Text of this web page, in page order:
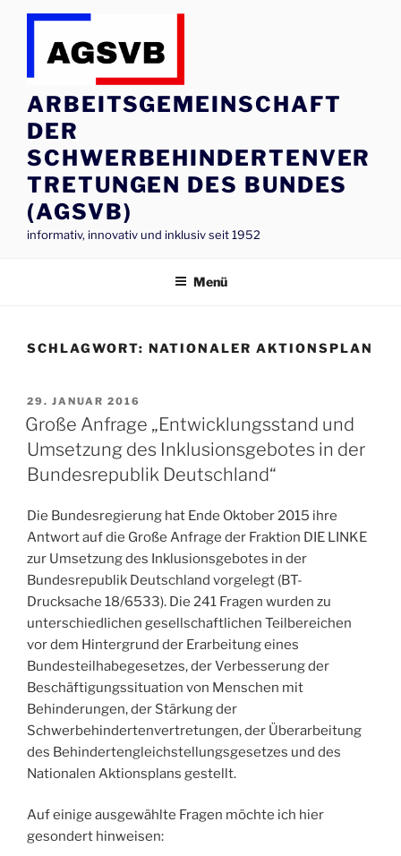
Zum
springen
ARBEITSGEMEINSCHAFT
DER
SCHWERBEHINDERTENVER
TRETUNGEN DES BUNDES
(AGSVB)
informativ, innovativ und inklusiv seit 1952
Menü
SCHLAGWORT: NATIONALER AKTIONSPLAN
VERÖFFENTLICHT
AM
29. JANUAR 2016
Große Anfrage „Entwicklungsstand und
Umsetzung des Inklusionsgebotes in der
Bundesrepublik Deutschland“
Die Bundesregierung hat Ende Oktober 2015 ihre
Antwort auf die Große Anfrage der Fraktion DIE LINKE
zur Umsetzung des Inklusionsgebotes in der
Bundesrepublik Deutschland vorgelegt (BT-
Drucksache 18/6533). Die 241 Fragen wurden zu
unterschiedlichen gesellschaftlichen Teilbereichen
vor dem Hintergrund der Erarbeitung eines
Bundesteilhabegesetzes, der Verbesserung der
Beschäftigungssituation von Menschen mit
Behinderungen, der Stärkung der
Schwerbehindertenvertretungen, der Überarbeitung
des Behindertengleichstellungsgesetzes und des
Nationalen Aktionsplans gestellt.
Auf einige ausgewählte Fragen möchte ich hier
gesondert hinweisen: